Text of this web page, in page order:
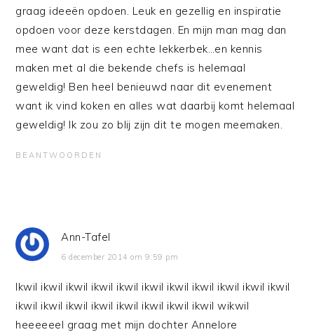
graag ideeën opdoen. Leuk en gezellig en inspiratie
opdoen voor deze kerstdagen. En mijn man mag dan
mee want dat is een echte lekkerbek…en kennis
maken met al die bekende chefs is helemaal
geweldig! Ben heel benieuwd naar dit evenement
want ik vind koken en alles wat daarbij komt helemaal
geweldig! Ik zou zo blij zijn dit te mogen meemaken.
BEANTWOORDEN
Ann-Tafel
6 december 2014 om 9:59 pm
Ikwil ikwil ikwil ikwil ikwil ikwil ikwil ikwil ikwil ikwil ikwil
ikwil ikwil ikwil ikwil ikwil ikwil ikwil ikwil wikwil
heeeeeel graag met mijn dochter Annelore